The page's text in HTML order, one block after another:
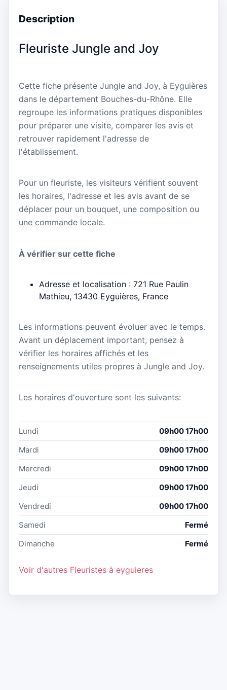
Description
Fleuriste Jungle and Joy
Cette fiche présente Jungle and Joy, à Eyguières
dans le département Bouches-du-Rhône. Elle
regroupe les informations pratiques disponibles
pour préparer une visite, comparer les avis et
retrouver rapidement l'adresse de
l'établissement.
Pour un fleuriste, les visiteurs vérifient souvent
les horaires, l'adresse et les avis avant de se
déplacer pour un bouquet, une composition ou
une commande locale.
À vérifier sur cette fiche
Adresse et localisation : 721 Rue Paulin
Mathieu, 13430 Eyguières, France
Les informations peuvent évoluer avec le temps.
Avant un déplacement important, pensez à
vérifier les horaires affichés et les
renseignements utiles propres à Jungle and Joy.
Les horaires d'ouverture sont les suivants:
Lundi
09h00 17h00
Mardi
09h00 17h00
Mercredi
09h00 17h00
Jeudi
09h00 17h00
Vendredi
09h00 17h00
Samedi
Fermé
Dimanche
Fermé
Voir d'autres Fleuristes à eyguieres